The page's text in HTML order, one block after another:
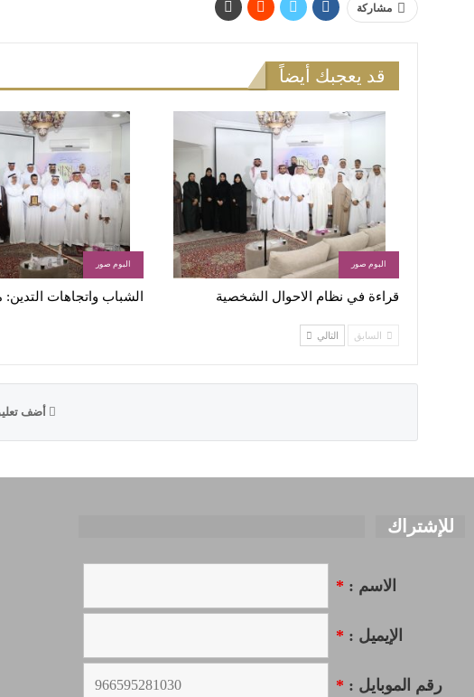
مشاركة
قد يعجبك أيضاً
البوم صور
قراءة في نظام الاحوال الشخصية
البوم صور
الشباب واتجاهات التدين:
السابق التالي
أضف
للإشتراك
الاسم : *
الإيميل : *
رقم الموبايل : *